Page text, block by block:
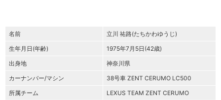
名前
立川 祐路(たちかわゆうじ)
生年月日(年齢)
1975年7月5日(42歳)
出身地
神奈川県
カーナンバー/マシン
38号車 ZENT CERUMO LC500
所属チーム
LEXUS TEAM ZENT CERUMO